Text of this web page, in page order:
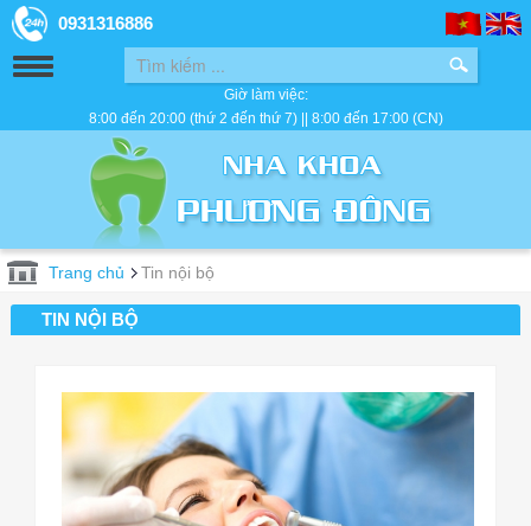
0931316886
Giờ làm việc:
8:00 đến 20:00 (thứ 2 đến thứ 7) || 8:00 đến 17:00 (CN)
Trang chủ Tin nội bộ
TIN NỘI BỘ